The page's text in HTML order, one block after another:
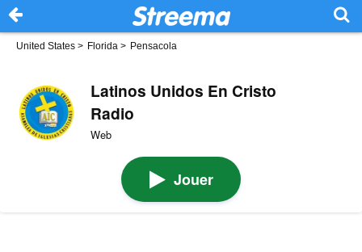
United States > Florida > Pensacola
Latinos Unidos En Cristo
Radio
Web
Jouer